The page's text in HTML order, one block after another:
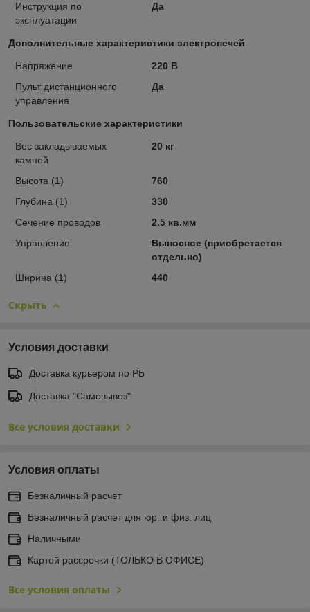
Инструкция по
эксплуатации
Да
Дополнительные характеристики электропечей
Напряжение
220 В
Пульт дистанционного
управления
Да
Пользовательские характеристики
Вес закладываемых
камней
20 кг
Высота (1)
760
Глубина (1)
330
Сечение проводов
2.5 кв.мм
Управление
Выносное (приобретается
отдельно)
Ширина (1)
440
Скрыть
Условия доставки
Доставка курьером по РБ
Доставка "Самовывоз"
Все условия доставки
Условия оплаты
Безналичный расчет
Безналичный расчет для юр. и физ. лиц
Наличными
Картой рассрочки (ТОЛЬКО В ОФИСЕ)
Все условия оплаты